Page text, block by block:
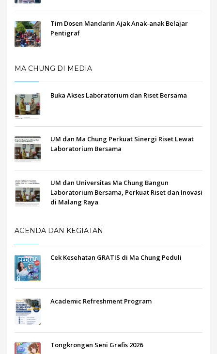
Tim Dosen Mandarin Ajak Anak-anak Belajar
Pentigraf
MA CHUNG DI MEDIA
Buka Akses Laboratorium dan Riset Bersama
UM dan Ma Chung Perkuat Sinergi Riset Lewat
Laboratorium Bersama
UM dan Universitas Ma Chung Bangun
Laboratorium Bersama, Perkuat Riset dan Inovasi
di Malang Raya
AGENDA DAN KEGIATAN
Cek Kesehatan GRATIS di Ma Chung Peduli
Academic Refreshment Program
Tongkrongan Seni Grafis 2026